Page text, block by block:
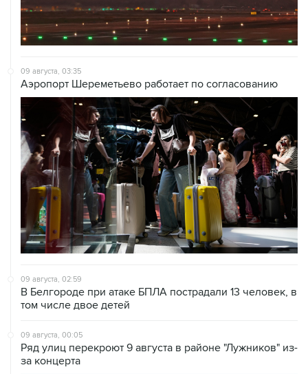
09 августа, 03:35
Аэропорт Шереметьево работает по согласованию
09 августа, 02:59
В Белгороде при атаке БПЛА пострадали 13 человек, в
том числе двое детей
09 августа, 00:05
Ряд улиц перекроют 9 августа в районе "Лужников" из-
за концерта